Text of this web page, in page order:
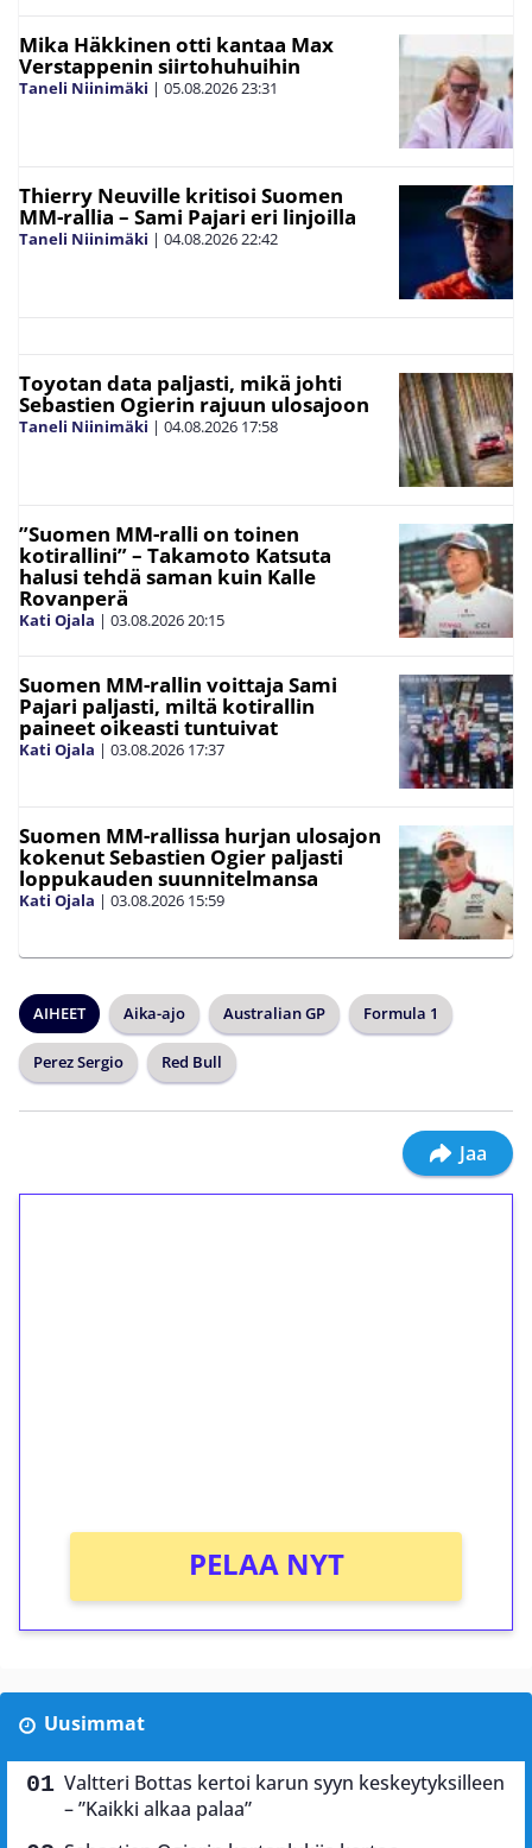
Mika Häkkinen otti kantaa Max
Verstappenin siirtohuhuihin
Taneli Niinimäki | 05.08.202623:31
Thierry Neuville kritisoi Suomen
MM-rallia – Sami Pajari eri linjoilla
Taneli Niinimäki | 04.08.202622:42
Toyotan data paljasti, mikä johti
Sebastien Ogierin rajuun ulosajoon
Taneli Niinimäki | 04.08.2026 17:58
”Suomen MM-ralli on toinen
kotirallini” – Takamoto Katsuta
halusi tehdä saman kuin Kalle
Rovanperä
Kati Ojala | 03.08.202620:15
Suomen MM-rallin voittaja Sami
Pajari paljasti, miltä kotirallin
paineet oikeasti tuntuivat
Kati Ojala | 03.08.2026 17:37
Suomen MM-rallissa hurjan ulosajon
kokenut Sebastien Ogier paljasti
loppukauden suunnitelmansa
Kati Ojala | 03.08.2026 15:59
AIHEET Aika-ajo Australian GP Formula 1
Perez Sergio Red Bull
Jaa
PELAA NYT
Uusimmat
Valtteri Bottas kertoi karun syyn keskeytyksilleen
– ”Kaikki alkaa palaa”